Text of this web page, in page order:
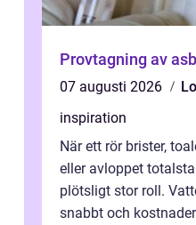
Provtagning av
07 augusti 2026
inspiration
När ett rör brister,
eller avloppet
plötsligt stor roll.
snabbt och